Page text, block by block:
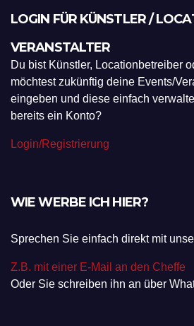
LOGIN FÜR KÜNSTLER /
VERANSTALTER
Du bist Künstler, Locationbetreiber
möchtest zukünftig deine Events/
eingeben und diese einfach
bereits ein Konto?
Login/Registrierung
WIE WERBE ICH HIER?
Sprechen Sie einfach direkt mit
Z.B. mit einer E-Mail an den Cheffe
Oder Sie schreiben ihn an über